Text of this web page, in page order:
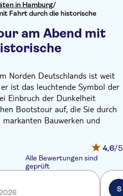
in Hamburg/
Fahrt durch die historische
am Abend mit
Norden Deutschlands ist weit
ist das leuchtende Symbol der
Einbruch der Dunkelheit
Bootstour auf, die Sie durch
Bauwerken und
der geschäftigsten Häfen
freundlichen,
historische Speicherstadt. In
die roten Backsteinspeicher
ein Anblick, der Sie immer
4,6/5
Alle Bewertungen sind
geprüft
S